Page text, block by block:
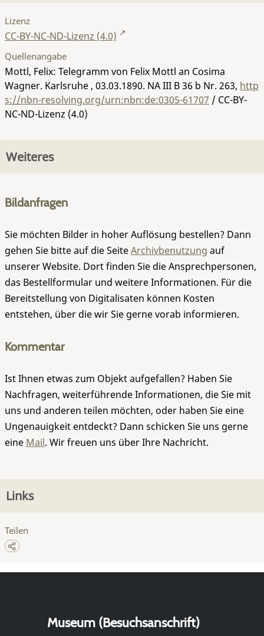
Lizenz
CC-BY-NC-ND-Lizenz (4.0)
Quellenangabe
Mottl, Felix: Telegramm von Felix Mottl an Cosima
Wagner. Karlsruhe , 03.03.1890. NA III B 36 b Nr. 263, http
s://nbn-resolving.org/urn:nbn:de:0305-61707 / CC-BY-
NC-ND-Lizenz (4.0)
Weiteres
Bildanfragen
Sie möchten Bilder in hoher Auflösung bestellen? Dann
gehen Sie bitte auf die SeiteArchivbenutzung auf
unserer Website. Dort finden Sie die Ansprechpersonen,
das Bestellformular und weitere Informationen. Für die
Bereitstellung von Digitalisaten können Kosten
entstehen, über die wir Sie gerne vorab informieren.
Kommentar
Ist Ihnen etwas zum Objekt aufgefallen? Haben Sie
Nachfragen, weiterführende Informationen, die Sie mit
uns und anderen teilen möchten, oder haben Sie eine
Ungenauigkeit entdeckt? Dann schicken Sie uns gerne
eine Mail. Wir freuen uns über Ihre Nachricht.
Links
Teilen
Museum (Besuchsanschrift)